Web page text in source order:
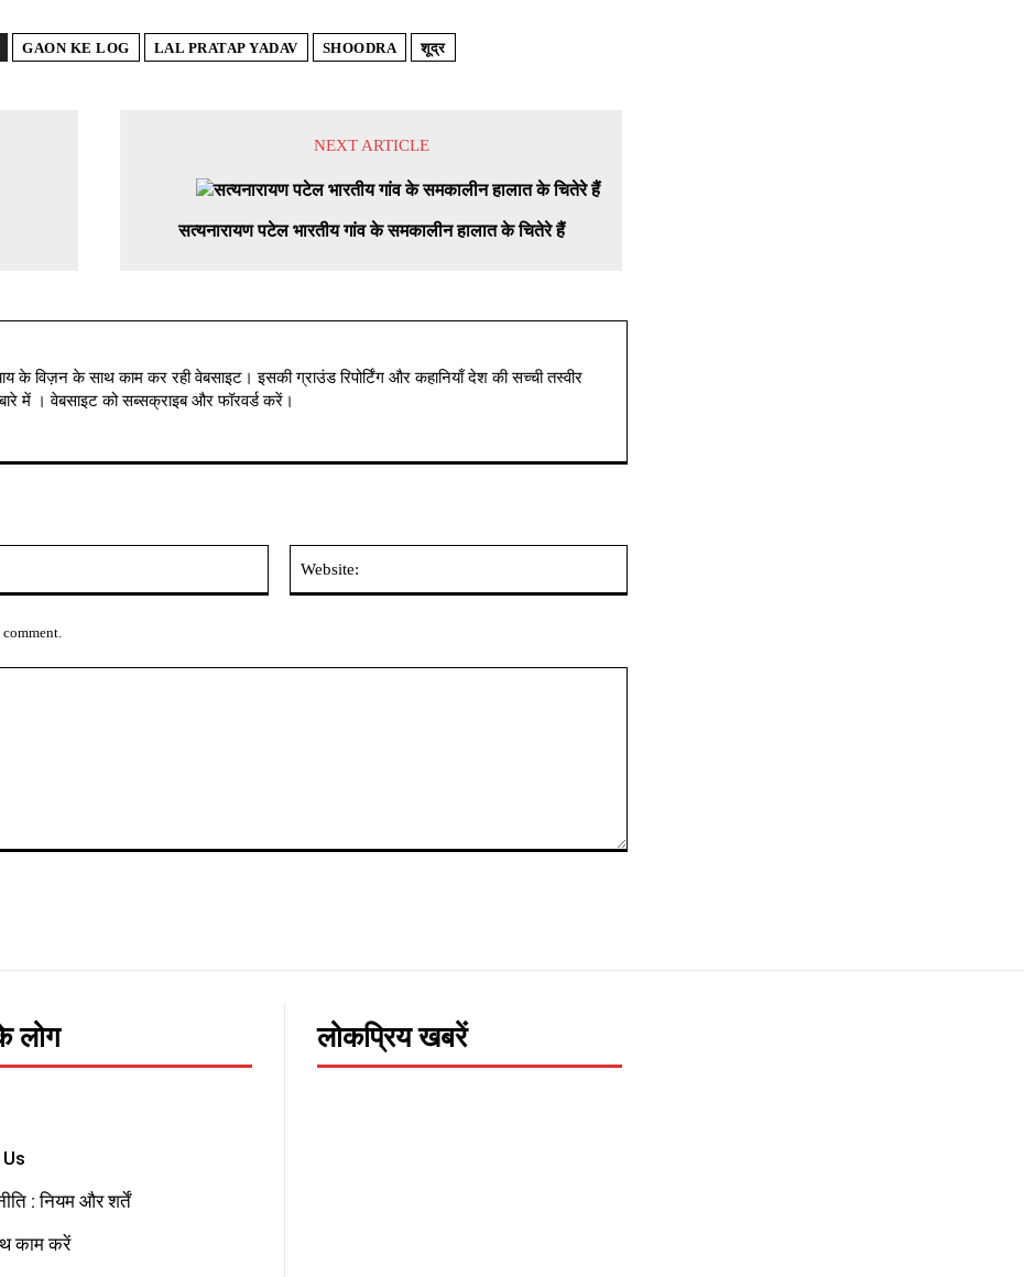
GAON KE LOG LAL PRATAP YADAV SHOODRA शूद्र
NEXT ARTICLE
सत्यनारायण पटेल भारतीय गांव के समकालीन हालात के चितेरे हैं
के विज़न के साथ काम कर रही वेबसाइट। इसकी ग्राउंड रिपोर्टिंग और कहानियाँ देश की सच्ची तस्वीर
में । वेबसाइट को सब्सक्राइब और फॉरवर्ड करें।
लोग
: नियम और शर्तें
काम करें
लोकप्रिय खबरें